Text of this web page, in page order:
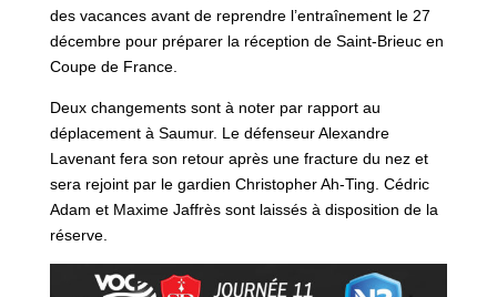
des vacances avant de reprendre l’entraînement le 27
décembre pour préparer la réception de Saint-Brieuc en
Coupe de France.
Deux changements sont à noter par rapport au
déplacement à Saumur. Le défenseur Alexandre
Lavenant fera son retour après une fracture du nez et
sera rejoint par le gardien Christopher Ah-Ting. Cédric
Adam et Maxime Jaffrès sont laissés à disposition de la
réserve.